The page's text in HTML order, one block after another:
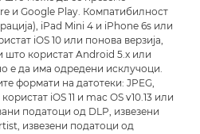
и Google Play. Компатибилност
iPad Mini 4 и iPhone 6s или
iOS 10 или понова верзија,
што користат Android 5.x или
е да има одредени исклучоци.
формати на датотеки: JPEG,
iOS 11 и mac OS v10.13 или
податоци од DLP, извезени
извезени податоци од